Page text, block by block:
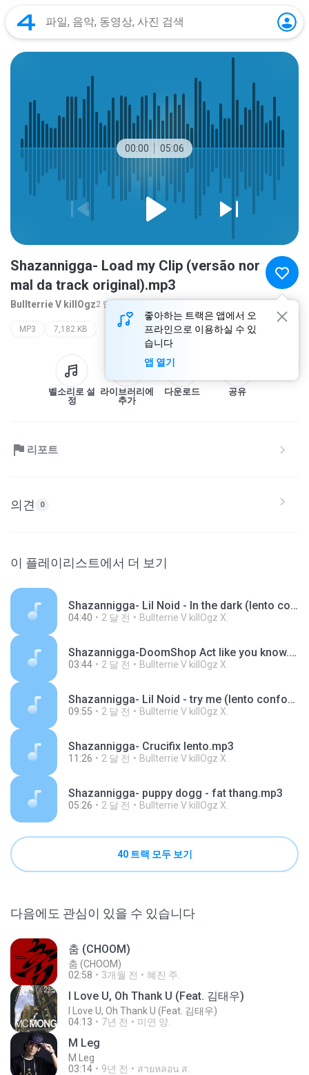
00:00 05:06
좋아하는 트랙은 앱에서 오
프라인으로 이용하실 수 있
습니다
앱 열기
Shazannigga- Load my Clip (versão nor
mal da track original).mp3
Bullterrie V killOgz2 달 전
MP3 7,182 KB
벨소리로 설
정
라이브러리에
추가
다운로드 공유
리포트
의견 0
이 플레이리스트에서 더 보기
Shazannigga- Lil Noid - In the dark (lento conforme a canção).mp3
04:40 2 달 전 Bullterrie V killOgz X.
Shazannigga-DoomShop Act like you know.mp3
03:44 2 달 전 Bullterrie V killOgz X.
Shazannigga- Lil Noid - try me (lento conforme a canção outra versão).mp3
09:55 2 달 전 Bullterrie V killOgz X.
Shazannigga- Crucifix lento.mp3
11:26 2 달 전 Bullterrie V killOgz X.
Shazannigga- puppy dogg - fat thang.mp3
05:26 2 달 전 Bullterrie V killOgz X.
40 트랙 모두 보기
다음에도 관심이 있을 수 있습니다
춤 (CHOOM)
춤 (CHOOM)
02:58
3개월 전 혜진 주.
I Love U, Oh Thank U (Feat. 김태우)
I Love U, Oh Thank U (Feat. 김태우)
04:13
7년 전 미연 양.
M Leg
M Leg
03:14
9년 전 สายหลอน ส.